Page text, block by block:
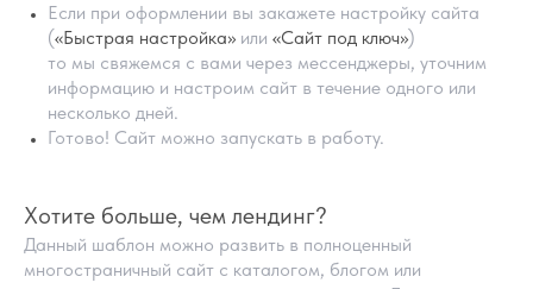
Если при оформлении вы закажете настройку сайта
(«Быстрая настройка» или «Сайт под ключ»)
то мы свяжемся с вами через мессенджеры, уточним
информацию и настроим сайт в течение одного или
несколько дней.
Готово! Сайт можно запускать в работу.
Хотите больше, чем лендинг?
Данный шаблон можно развить в полноценный
многостраничный сайт с каталогом, блогом или